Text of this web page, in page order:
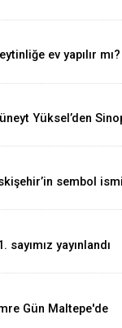
ev yapılır mı?
Yüksel’den
sembol ismi
sayımız yayınlandı
Gün Maltepe'de